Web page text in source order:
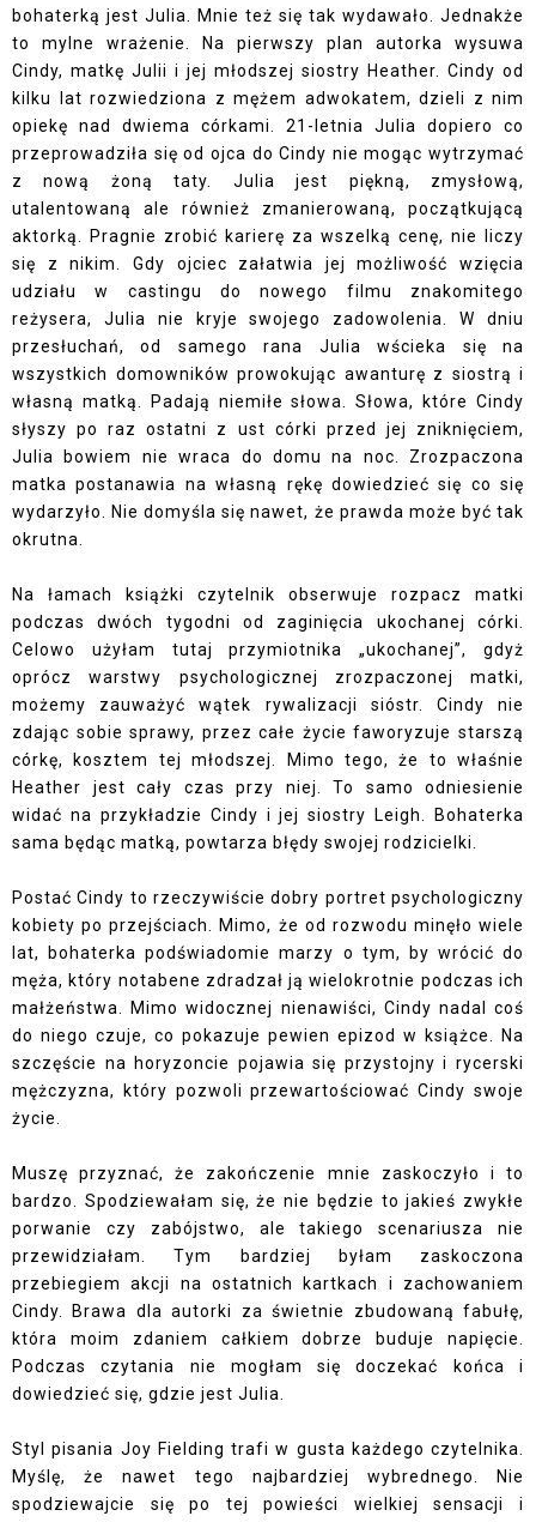
bohaterką jest Julia. Mnie też się tak wydawało. Jednakże
to mylne wrażenie. Na pierwszy plan autorka wysuwa
Cindy, matkę Julii i jej młodszej siostry Heather. Cindy od
kilku lat rozwiedziona z mężem adwokatem, dzieli z nim
opiekę nad dwiema córkami. 21-letnia Julia dopiero co
przeprowadziła się od ojca do Cindy nie mogąc wytrzymać
z nową żoną taty. Julia jest piękną, zmysłową,
utalentowaną ale również zmanierowaną, początkującą
aktorką. Pragnie zrobić karierę za wszelką cenę, nie liczy
się z nikim. Gdy ojciec załatwia jej możliwość wzięcia
udziału w castingu do nowego filmu znakomitego
reżysera, Julia nie kryje swojego zadowolenia. W dniu
przesłuchań, od samego rana Julia wścieka się na
wszystkich domowników prowokując awanturę z siostrą i
własną matką. Padają niemiłe słowa. Słowa, które Cindy
słyszy po raz ostatni z ust córki przed jej zniknięciem,
Julia bowiem nie wraca do domu na noc. Zrozpaczona
matka postanawia na własną rękę dowiedzieć się co się
wydarzyło. Nie domyśla się nawet, że prawda może być tak
okrutna.
Na łamach książki czytelnik obserwuje rozpacz matki
podczas dwóch tygodni od zaginięcia ukochanej córki.
Celowo użyłam tutaj przymiotnika „ukochanej”, gdyż
oprócz warstwy psychologicznej zrozpaczonej matki,
możemy zauważyć wątek rywalizacji sióstr. Cindy nie
zdając sobie sprawy, przez całe życie faworyzuje starszą
córkę, kosztem tej młodszej. Mimo tego, że to właśnie
Heather jest cały czas przy niej. To samo odniesienie
widać na przykładzie Cindy i jej siostry Leigh. Bohaterka
sama będąc matką, powtarza błędy swojej rodzicielki.
Postać Cindy to rzeczywiście dobry portret psychologiczny
kobiety po przejściach. Mimo, że od rozwodu minęło wiele
lat, bohaterka podświadomie marzy o tym, by wrócić do
męża, który notabene zdradzał ją wielokrotnie podczas ich
małżeństwa. Mimo widocznej nienawiści, Cindy nadal coś
do niego czuje, co pokazuje pewien epizod w książce. Na
szczęście na horyzoncie pojawia się przystojny i rycerski
mężczyzna, który pozwoli przewartościować Cindy swoje
życie.
Muszę przyznać, że zakończenie mnie zaskoczyło i to
bardzo. Spodziewałam się, że nie będzie to jakieś zwykłe
porwanie czy zabójstwo, ale takiego scenariusza nie
przewidziałam. Tym bardziej byłam zaskoczona
przebiegiem akcji na ostatnich kartkach i zachowaniem
Cindy. Brawa dla autorki za świetnie zbudowaną fabułę,
która moim zdaniem całkiem dobrze buduje napięcie.
Podczas czytania nie mogłam się doczekać końca i
dowiedzieć się, gdzie jest Julia.
Styl pisania Joy Fielding trafi w gusta każdego czytelnika.
Myślę, że nawet tego najbardziej wybrednego. Nie
spodziewajcie się po tej powieści wielkiej sensacji i